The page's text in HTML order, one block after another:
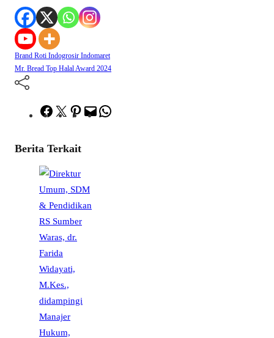
Brand Roti Indogrosir Indomaret
Mr. Bread Top Halal Award 2024
Facebook
TwitterPinterest
Mail
Berita Terkait